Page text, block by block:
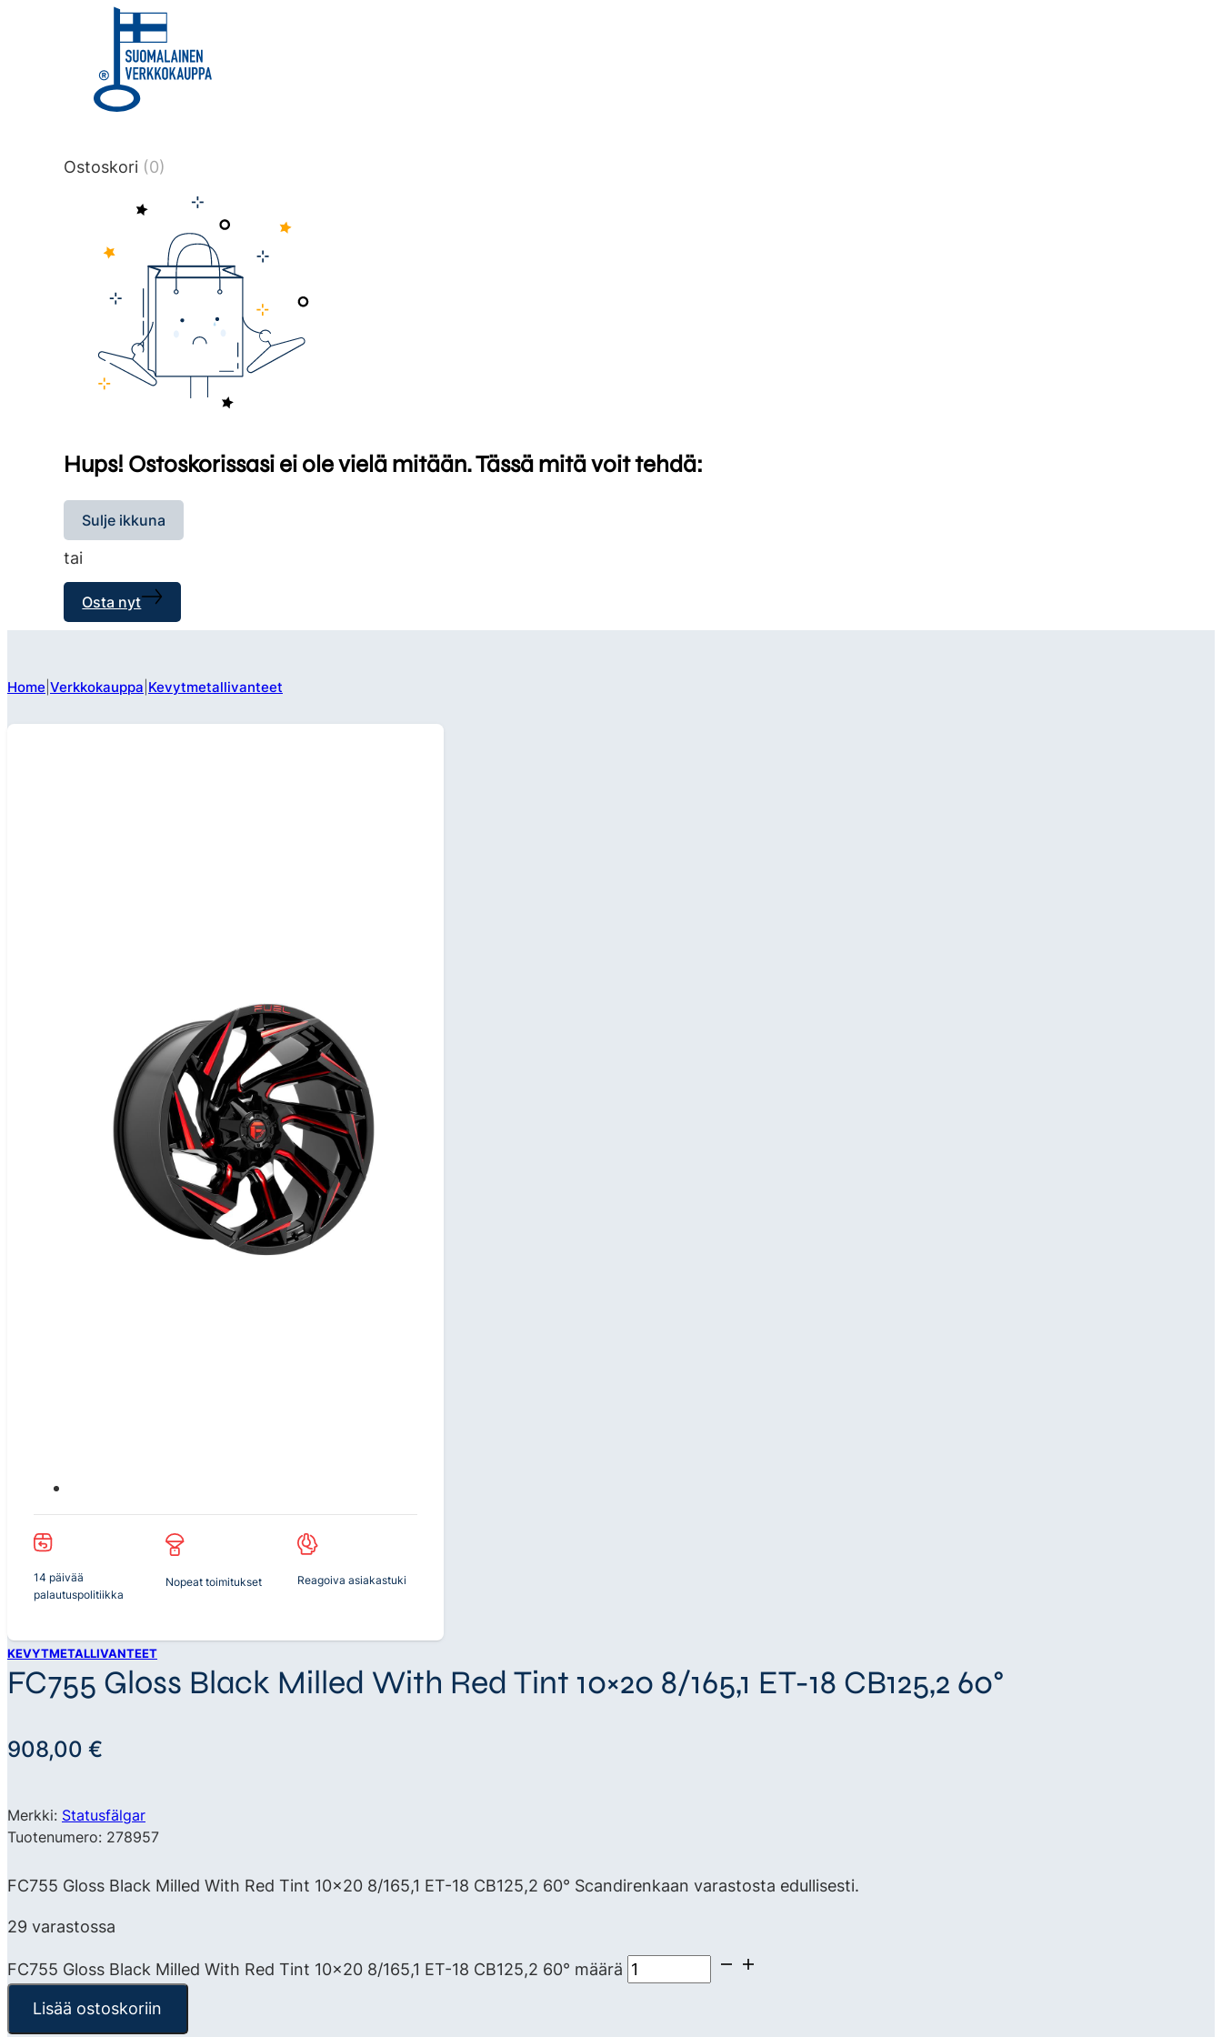
title or content.","post_type":
["product"],"ajax_loader_animation":"ripple","ajax_loader_selector":"#brxe-
tmlmvi","meta_query":
data-original-query-vars="[]" data-page="1" data-max-
Ostoskori (0)
Hups! Ostoskorissasi ei ole vielä mitään. Tässä mitä voit tehdä:
Sulje ikkuna
tai
Osta nyt
Home Verkkokauppa Kevytmetallivanteet
14 päivää
palautuspolitiikka
Nopeat toimitukset Reagoiva asiakastuki
KEVYTMETALLIVANTEET
FC755 Gloss Black Milled With Red Tint 10×20 8/165,1 ET-18 CB125,2 60°
908,00 €
Merkki: Statusfälgar
Tuotenumero: 278957
FC755 Gloss Black Milled With Red Tint 10×20 8/165,1 ET-18 CB125,2 60° Scandirenkaan varastosta edullisesti.
29 varastossa
FC755 Gloss Black Milled With Red Tint 10x20 8/165,1 ET-18 CB125,2 60° määrä
Lisää ostoskoriin